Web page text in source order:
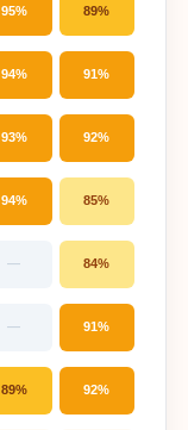
95% 89%
94% 91%
93% 92%
94% 85%
— 84%
— 91%
89% 92%